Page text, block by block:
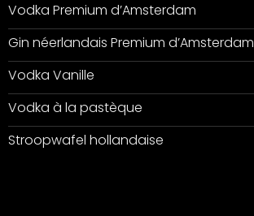
Vodka Premium d’Amsterdam
Gin néerlandais Premium d’Amsterdam
Vodka Vanille
Vodka à la pastèque
Stroopwafel hollandaise